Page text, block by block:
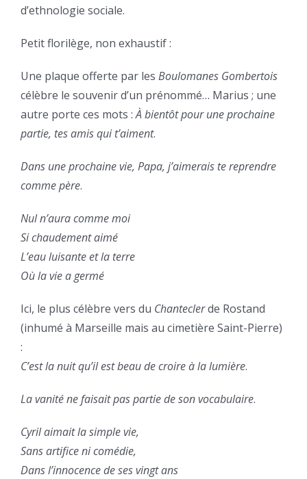
d’ethnologie sociale.
Petit florilège, non exhaustif :
Une plaque offerte par les Boulomanes Gombertois
célèbre le souvenir d’un prénommé… Marius ; une
autre porte ces mots :À bientôt pour une prochaine
partie, tes amis qui t’aiment.
Dans une prochaine vie, Papa, j’aimerais te reprendre
comme père.
Nul n’aura comme moi
Si chaudement aimé
L’eau luisante et la terre
Où la vie a germé
Ici, le plus célèbre vers du Chanteclerde Rostand
(inhumé à Marseille mais au cimetière Saint-Pierre)
:
C’est la nuit qu’il est beau de croire à la lumière.
La vanité ne faisait pas partie de son vocabulaire.
Cyril aimait la simple vie,
Sans artifice ni comédie,
Dans l’innocence de ses vingt ans